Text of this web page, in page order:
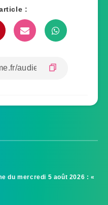
:
du mercredi 5 août 2026 : «